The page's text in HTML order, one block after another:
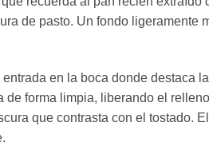
de pasto. Un fondo
en la boca donde destaca
forma limpia, liberando el
que contrasta con el tostado.